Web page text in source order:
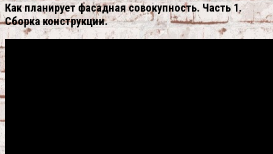
Как планирует фасадная совокупность. Часть 1.
Сборка конструкции.